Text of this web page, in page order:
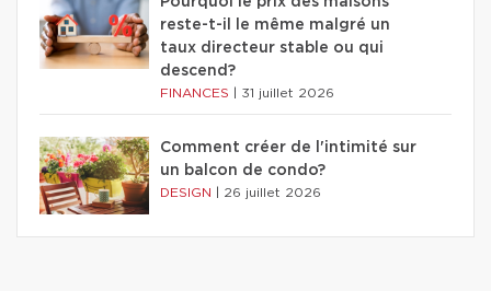
reste-t-il le même malgré un
taux directeur stable ou qui
descend?
FINANCES 31 juillet 2026
Comment créer de l'intimité sur
un balcon de condo?
DESIGN 26 juillet 2026